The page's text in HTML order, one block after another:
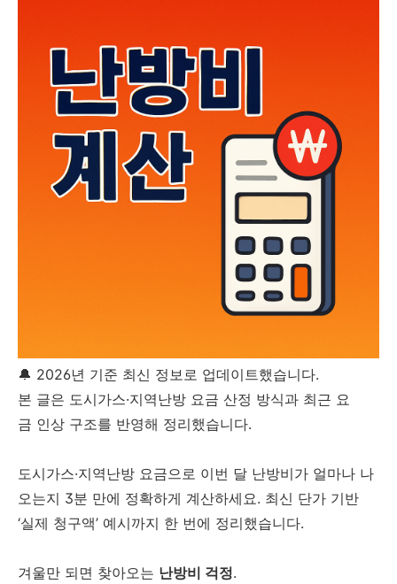
🔔 2026년 기준 최신 정보로 업데이트했습니다.
본 글은 도시가스·지역난방 요금 산정 방식과 최근 요
금 인상 구조를 반영해 정리했습니다.
도시가스·지역난방 요금으로 이번 달 난방비가 얼마나 나
오는지 3분 만에 정확하게 계산하세요. 최신 단가 기반
‘실제 청구액’ 예시까지 한 번에 정리했습니다.
겨울만 되면 찾아오는 난방비 걱정.